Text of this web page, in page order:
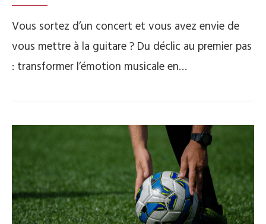
Vous sortez d’un concert et vous avez envie de
vous mettre à la guitare ? Du déclic au premier pas
: transformer l’émotion musicale en…